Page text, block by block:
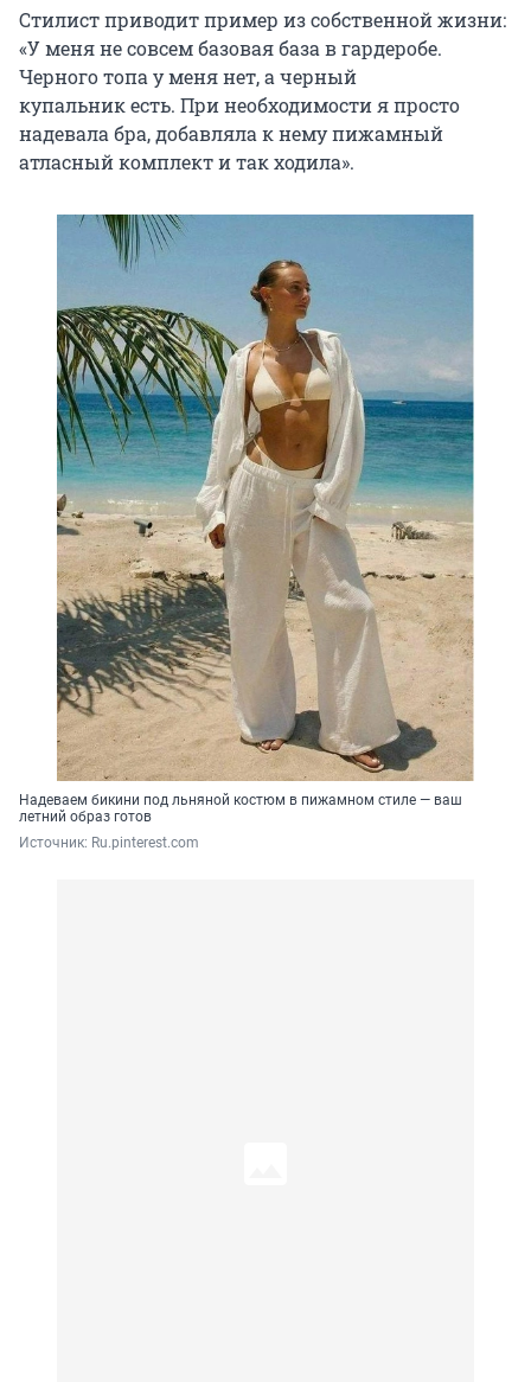
Стилист приводит пример из собственной жизни:
«У меня не совсем базовая база в гардеробе.
Черного топа у меня нет, а черный
купальник есть. При необходимости я просто
надевала бра, добавляла к нему пижамный
атласный комплект и так ходила».
Надеваем бикини под льняной костюм в пижамном стиле — ваш
летний образ готов
Источник: Ru.pinterest.com